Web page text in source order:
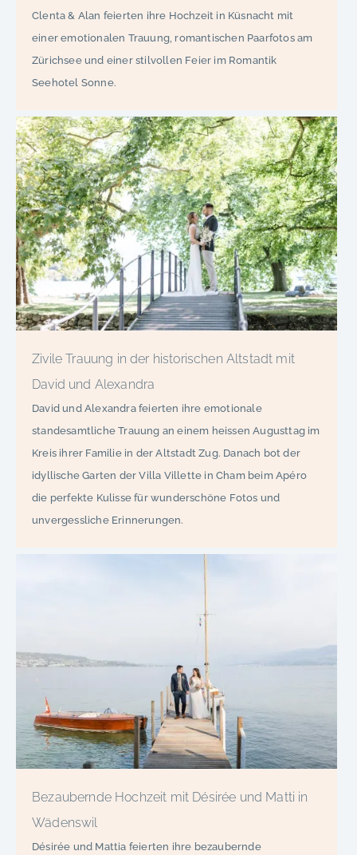
Clenta & Alan feierten ihre Hochzeit in Küsnacht mit
einer emotionalen Trauung, romantischen Paarfotos am
Zürichsee und einer stilvollen Feier im Romantik
Seehotel Sonne.
Zivile Trauung in der historischen Altstadt mit
David und Alexandra
David und Alexandra feierten ihre emotionale
standesamtliche Trauung an einem heissen Augusttag im
Kreis ihrer Familie in der Altstadt Zug. Danach bot der
idyllische Garten der Villa Villette in Cham beim Apéro
die perfekte Kulisse für wunderschöne Fotos und
unvergessliche Erinnerungen.
Bezaubernde Hochzeit mit Désirée und Matti in
Wädenswil
Désirée und Mattia feierten ihre bezaubernde